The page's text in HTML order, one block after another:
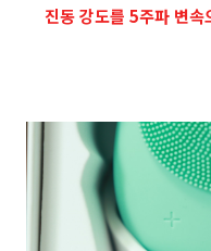
진동 강도를 5주파 변속